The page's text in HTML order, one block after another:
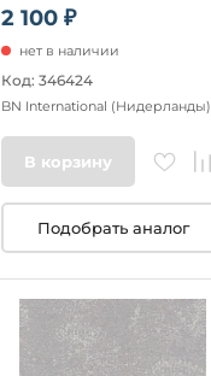
2 100 ₽
нет в наличии
Код: 346424
BN International (Нидерланды)
В корзину
Подобрать аналог